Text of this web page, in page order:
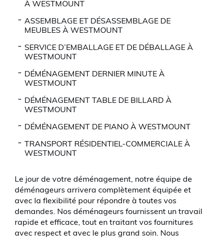
À WESTMOUNT
ASSEMBLAGE ET DÉSASSEMBLAGE DE
MEUBLES À WESTMOUNT
SERVICE D’EMBALLAGE ET DE DÉBALLAGE À
WESTMOUNT
DÉMÉNAGEMENT DERNIER MINUTE À
WESTMOUNT
DÉMÉNAGEMENT TABLE DE BILLARD À
WESTMOUNT
DÉMÉNAGEMENT DE PIANO À WESTMOUNT
TRANSPORT RÉSIDENTIEL-COMMERCIALE À
WESTMOUNT
Le jour de votre déménagement, notre équipe de
déménageurs arrivera complètement équipée et
avec la flexibilité pour répondre à toutes vos
demandes. Nos déménageurs fournissent un travail
rapide et efficace, tout en traitant vos fournitures
avec respect et avec le plus grand soin. Nous